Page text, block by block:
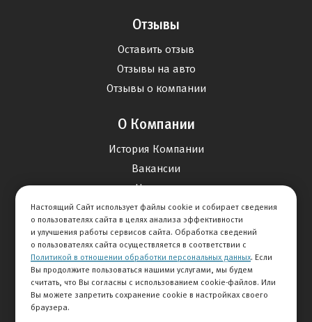
Отзывы
Оставить отзыв
Отзывы на авто
Отзывы о компании
О Компании
История Компании
Вакансии
Новости
Карта сайта
Контакты
+7 495 234-33-66
Настоящий Сайт использует файлы cookie и собирает сведения
о пользователях сайта в целях анализа эффективности
и улучшения работы сервисов сайта. Обработка сведений
о пользователях сайта осуществляется в соответствии с
Политикой в отношении обработки персональных данных. Если
Вы продолжите пользоваться нашими услугами, мы будем
считать, что Вы согласны с использованием cookie-файлов. Или
Вы можете запретить сохранение cookie в настройках своего
браузера.